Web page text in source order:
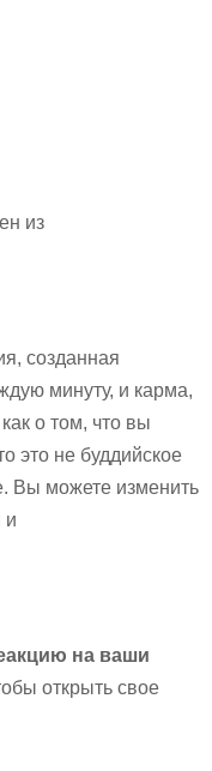
из
созданная
минуту, и карма,
о том, что вы
это не буддийское
Вы можете изменить
и
на ваши
открыть свое